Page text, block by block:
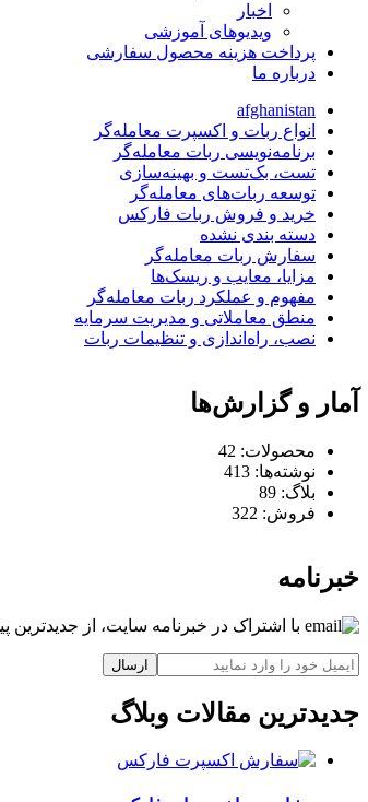
اخبار
ویدیوهای آموزشی
پرداخت هزینه محصول سفارشی
درباره ما
afghanistan
انواع ربات و اکسپرت معامله‌گر
برنامه‌نویسی ربات معامله‌گر
تست، بک‌تست و بهینه‌سازی
توسعه ربات‌های معامله‌گر
خرید و فروش ربات فارکس
دسته بندی نشده
سفارش ربات معامله‌گر
مزایا، معایب و ریسک‌ها
مفهوم و عملکرد ربات معامله‌گر
منطق معاملاتی و مدیریت سرمایه
نصب، راه‌اندازی و تنظیمات ربات
آمار و گزارش‌ها
محصولات: 42
نوشته‌ها: 413
بلاگ: 89
فروش: 322
خبرنامه
با اشتراک در خبرنامه سایت، از جدیدترین
ارسال
جدیدترین مقالات وبلاگ